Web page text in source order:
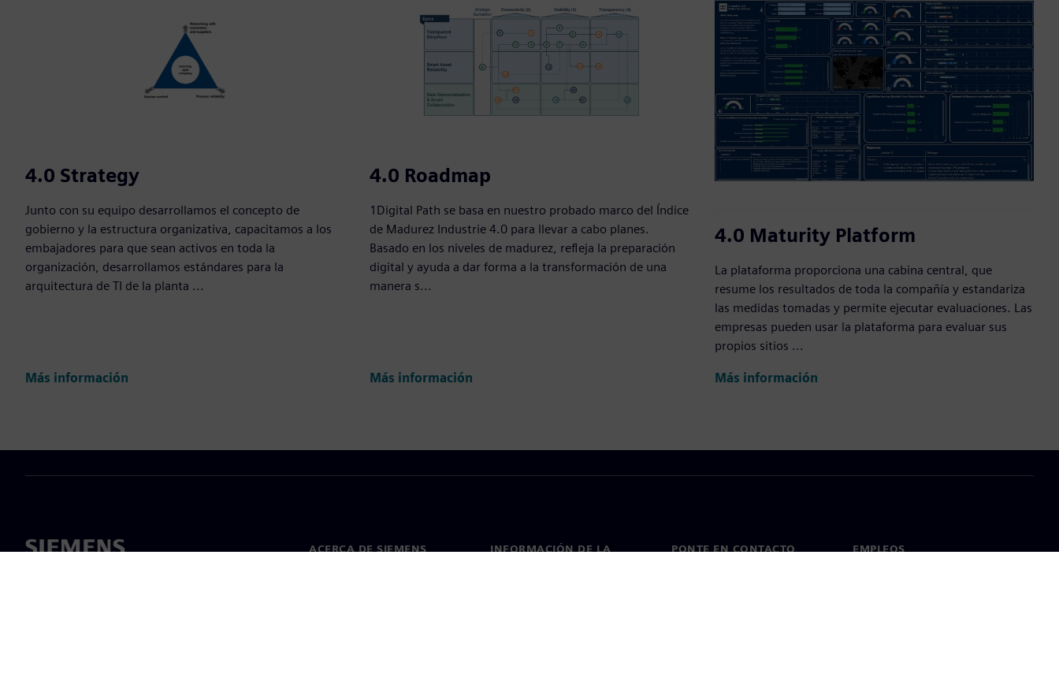
4.0 Strategy
Junto con su equipo desarrollamos el concepto de
gobierno y la estructura organizativa, capacitamos a los
embajadores para que sean activos en toda la
organización, desarrollamos estándares para la
arquitectura de TI de la planta ...
Más información
4.0 Roadmap
1Digital Path se basa en nuestro probado marco del Índice
de Madurez Industrie 4.0 para llevar a cabo planes.
Basado en los niveles de madurez, refleja la preparación
digital y ayuda a dar forma a la transformación de una
manera s...
Más información
4.0 Maturity Platform
La plataforma proporciona una cabina central, que
resume los resultados de toda la compañía y estandariza
las medidas tomadas y permite ejecutar evaluaciones. Las
empresas pueden usar la plataforma para evaluar sus
propios sitios ...
Más información
ACERCA DE SIEMENS
INFORMACIÓN DE LA
PONTE EN CONTACTO EMPLEOS